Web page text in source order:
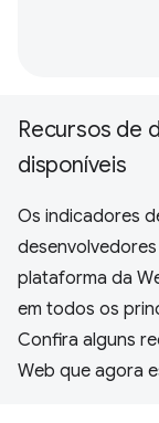
Recursos de
disponíveis
Os indicadores
plataforma da
em todos os
Confira alguns
Web que agora